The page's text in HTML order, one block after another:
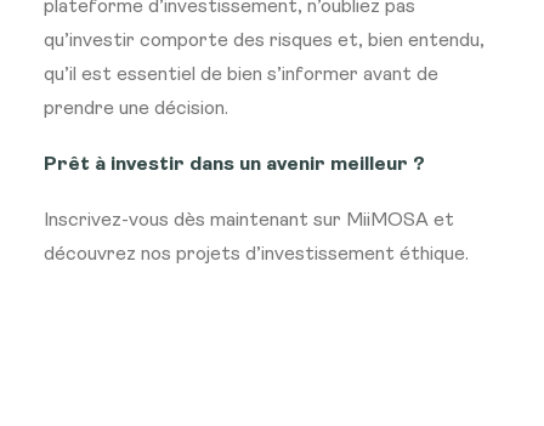
plateforme d’investissement, n’oubliez pas
qu’investir comporte des risques et, bien entendu,
qu’il est essentiel de bien s’informer avant de
prendre une décision.
Prêt à investir dans un avenir meilleur ?
Inscrivez-vous dès maintenant sur MiiMOSA et
découvrez nos projets d’investissement éthique.